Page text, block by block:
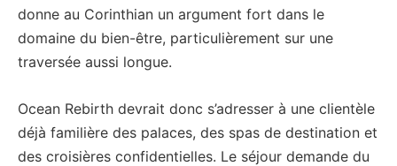
donne au Corinthian un argument fort dans le
domaine du bien-être, particulièrement sur une
traversée aussi longue.
Ocean Rebirth devrait donc s’adresser à une clientèle
déjà familière des palaces, des spas de destination et
des croisières confidentielles. Le séjour demande du